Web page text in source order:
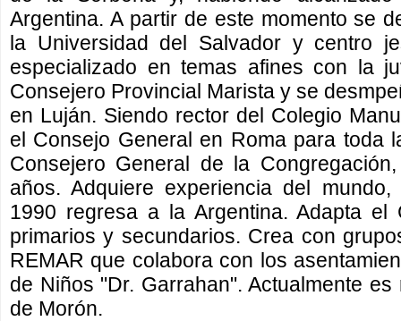
Argentina. A partir de este momento se
la Universidad del Salvador y centro
especializado en temas afines con la
Consejero Provincial Marista y se
en Luján. Siendo rector del Colegio
el Consejo General en Roma para toda
Consejero General de la
años. Adquiere experiencia del
1990 regresa a la Argentina. Adapta el
primarios y secundarios. Crea con
REMAR que colabora con los
de Niños "Dr. Garrahan". Actualmente
de Morón.